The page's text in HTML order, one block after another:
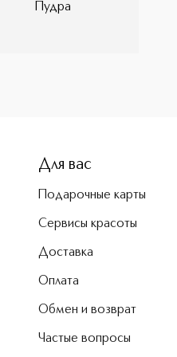
Пудра
Для вас
Подарочные карты
Сервисы красоты
Доставка
Оплата
Обмен и возврат
Частые вопросы